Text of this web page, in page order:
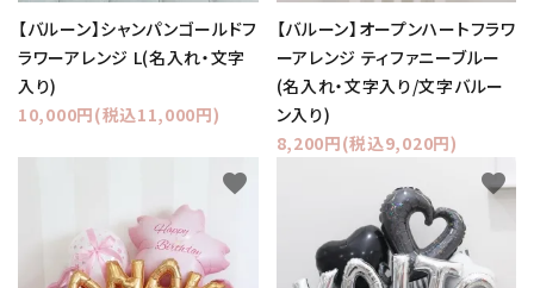
【バルーン】シャンパンゴールドフ
ラワーアレンジ L(名入れ・文字
入り)
10,000円(税込11,000円)
【バルーン】オープンハートフラワ
ーアレンジ ティファニーブルー
(名入れ・文字入り/文字バルー
ン入り)
8,200円(税込9,020円)
favorite favorite